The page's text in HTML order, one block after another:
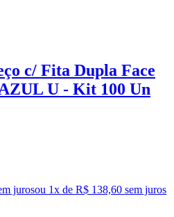
c/ Fita Dupla Face
U - Kit 100 Un
jurosou 1x de R$ 138,60 sem juros